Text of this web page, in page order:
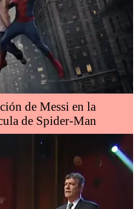
de Messi en la
de Spider-Man